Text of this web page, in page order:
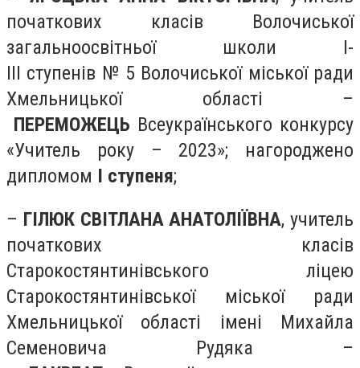
початкових класів Волочиської
загальноосвітньої школи І-
ІІІ ступенів № 5 Волочиської міської ради
Хмельницької області –
ПЕРЕМОЖЕЦЬ Всеукраїнського конкурсу
«Учитель року – 2023»; нагороджено
дипломом І ступеня;
– ГІЛЮК СВІТЛАНА АНАТОЛІЇВНА, учитель
початкових класів
Старокостянтинівського ліцею
Старокостянтинівської міської ради
Хмельницької області імені Михайла
Семеновича Рудяка –